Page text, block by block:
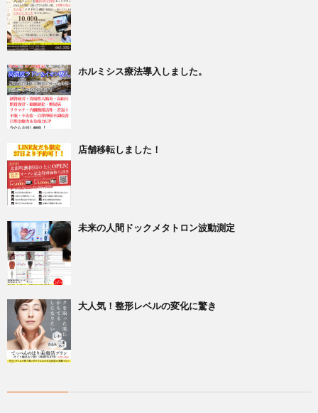
ホルミシス療法導入しました。
店舗移転しました！
未来の人間ドックメタトロン波動測定
大人気！整形レベルの変化に驚き